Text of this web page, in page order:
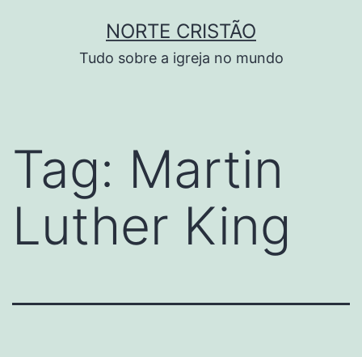
NORTE CRISTÃO
Tudo sobre a igreja no mundo
Tag: Martin
Luther King